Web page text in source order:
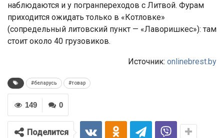
наблюдаются и у погранпереходов с Литвой. Фурам
приходится ожидать только в «Котловке»
(сопредельный литовский пункт — «Лаворишкес»): там
стоит около 40 грузовиков.
Источник: onlinebrest.by
#беларусь #товар
0
149
Поделится